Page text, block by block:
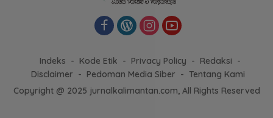
Indeks Kode Etik Privacy Policy
Redaksi
Disclaimer
Pedoman Media Siber
Tentang Kami
Copyright @ 2025 jurnalkalimantan.com, All Rights Reserved